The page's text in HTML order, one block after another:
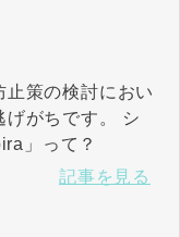
止策の検討におい
げがちです。 シ
」って？
記事を見る